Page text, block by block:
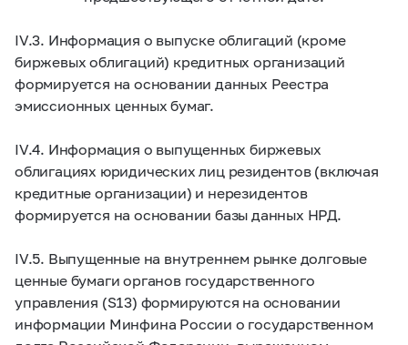
IV.3. Информация о выпуске облигаций (кроме
биржевых облигаций) кредитных организаций
формируется на основании данных Реестра
эмиссионных ценных бумаг.
IV.4. Информация о выпущенных биржевых
облигациях юридических лиц резидентов (включая
кредитные организации) и нерезидентов
формируется на основании базы данных НРД.
IV.5. Выпущенные на внутреннем рынке долговые
ценные бумаги органов государственного
управления (S13) формируются на основании
информации Минфина России о государственном